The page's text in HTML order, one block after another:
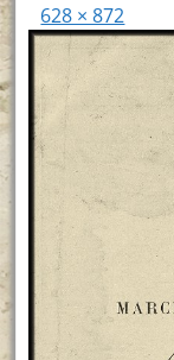
628 × 872